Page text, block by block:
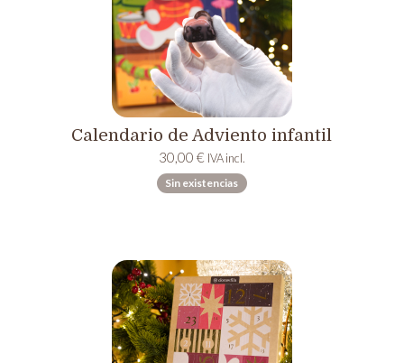
Calendario de Adviento infantil
30,00 € IVA incl.
Sin existencias